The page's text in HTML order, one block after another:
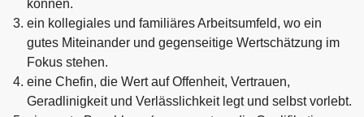
können.
ein kollegiales und familiäres Arbeitsumfeld, wo ein
gutes Miteinander und gegenseitige Wertschätzung im
Fokus stehen.
eine Chefin, die Wert auf Offenheit, Vertrauen,
Geradlinigkeit und Verlässlichkeit legt und selbst vorlebt.